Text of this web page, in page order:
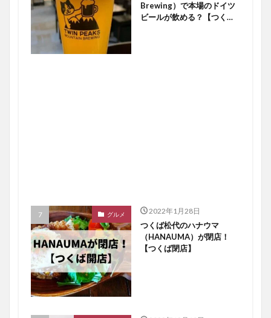
Brewing）で本場のドイツ
ビールが飲める？【つくば
グルメ 2022年1月28日
つくば松代のハナウマ
（HANAUMA）が閉店！
【つくば閉店】